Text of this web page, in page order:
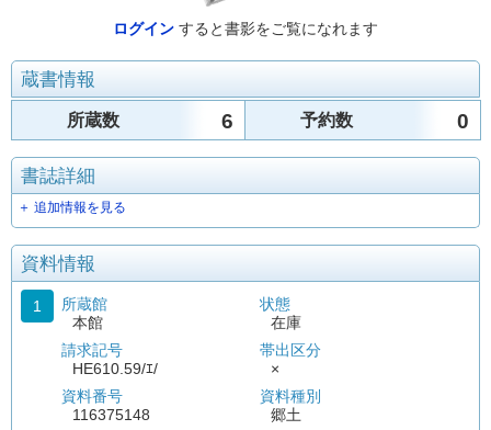
ログイン すると書影をご覧になれます
蔵書情報
所蔵数 6 予約数 0
書誌詳細
＋ 追加情報を見る
資料情報
1
所蔵館
本館
請求記号
HE610.59/ｴ/
資料番号
116375148
状態
在庫
帯出区分
×
資料種別
郷土